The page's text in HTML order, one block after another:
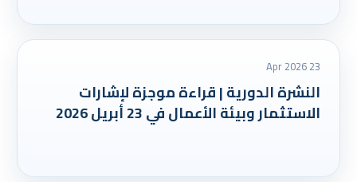
23 Apr 2026
النشرة الدورية | قراءة موجزة لإشارات
الاستثمار وبيئة الأعمال في 23 أبريل 2026